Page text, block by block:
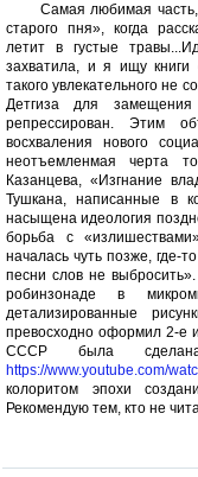
Самая любимая
старого пня», когда
летит в густые
захватила, и я ищу
такого увлекательного не
Детгиза для
репрессирован. Этим
восхваления нового
неотъемленмая черта
Казанцева, «Изгнание
Тушкана, написанные в
насыщена идеология
борьба с
началась чуть позже, где-
песни слов не
робинзонаде в
детализированные
превосходно оформил 2-е
СССР была сделана
https://www.youtube.com/
колоритом эпохи
Рекомендую тем, кто не